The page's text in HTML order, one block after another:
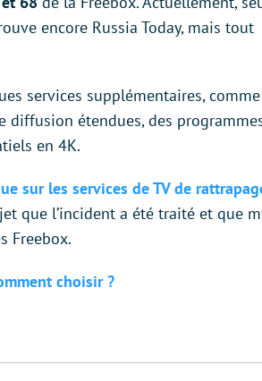
encore Russia Today, mais tout
services supplémentaires,
diffusion étendues, des
en 4K.
sur les services de TV de
que l’incident a été traité et que
Freebox.
choisir ?